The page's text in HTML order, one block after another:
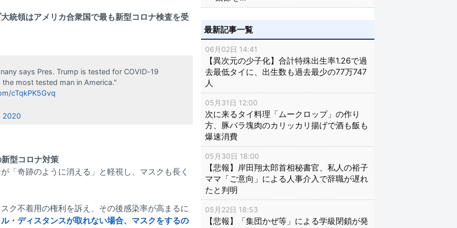
統領はアメリカ合衆国で最も新型コロナ検査を受
says Pres. Trump is tested for COVID-19
most tested man in America."
cTqkPK5Gvq
2020
型コロナ対策
「奇跡のように消える」と軽視し、マスクも長く
ク不着用の権利を訴え、その後感染率が高まるに
・ディスタンスが取れない場合、マスクをするの
最新記事一覧
06月02日 14:41
【異次元の少子化】合計特殊出生率1.26で過
去最低タイに、出生数も過去最少の77万747
人
05月31日 12:00
次に来るタイ料理「ムークロップ」の作り
方、豚バラ塊肉のカリッカリ揚げで酒も飯も
爆速消費
05月30日 18:00
【悲報】岸田翔太郎首相秘書官、私人の裕子
ママ「ご意向」による人事介入で辞職が遅れ
たと判明
05月22日 18:53
【悲報】「集団かぜ等」による学級閉鎖が発